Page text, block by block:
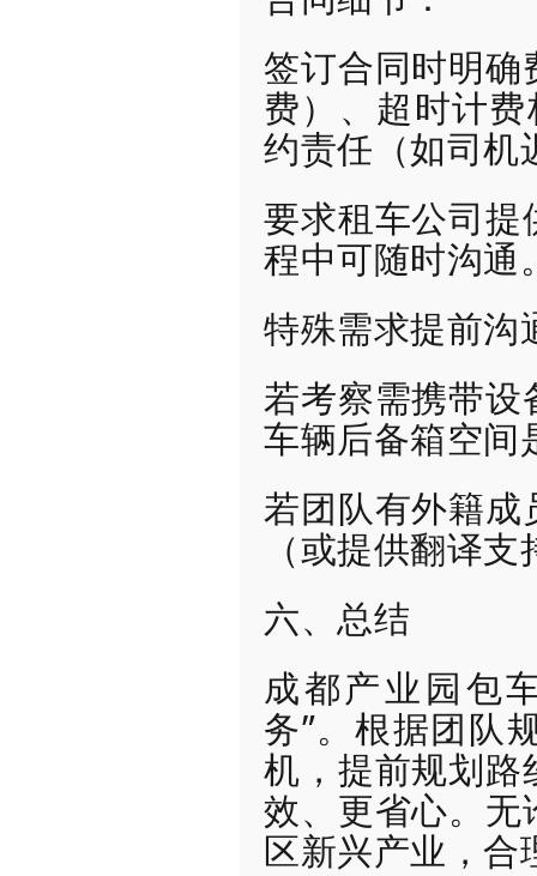
签订合同时明
费）、超时计
约责任（如司机
要求租车公司
程中可随时沟通
特殊需求提前沟
若考察需携带
车辆后备箱空间
若团队有外籍
（或提供翻译
六、总结
成都产业园包
务”。根据团队
机，提前规划
效、更省心。
区新兴产业，合